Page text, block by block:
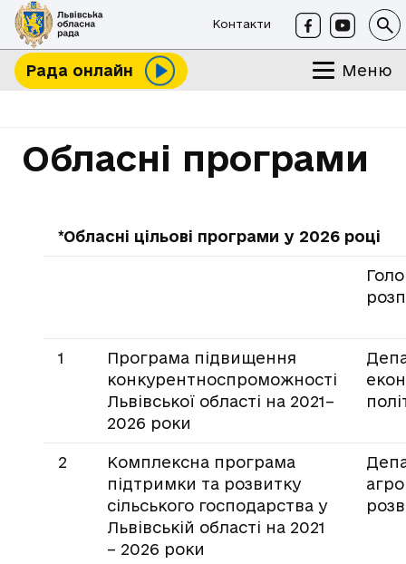
Контакти
Рада онлайн Меню
Обласні програми
*Обласні цільові програми у 2026 році
1
Програма підвищення
конкурентноспроможності
Львівської області на 2021–
2026 роки
2
Комплексна програма
підтримки та розвитку
сільського господарства у
Львівській області на 2021
– 2026 роки